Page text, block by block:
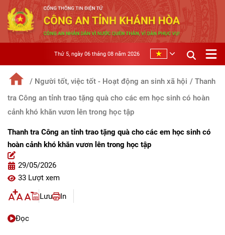
Thứ 5, ngày 06 tháng 08 năm 2026
/ Người tốt, việc tốt - Hoạt động an sinh xã hội / Thanh
tra Công an tỉnh trao tặng quà cho các em học sinh có hoàn
cảnh khó khăn vươn lên trong học tập
Thanh tra Công an tỉnh trao tặng quà cho các em học sinh có
hoàn cảnh khó khăn vươn lên trong học tập
29/05/2026
33 Lượt xem
Lưu In
Đọc